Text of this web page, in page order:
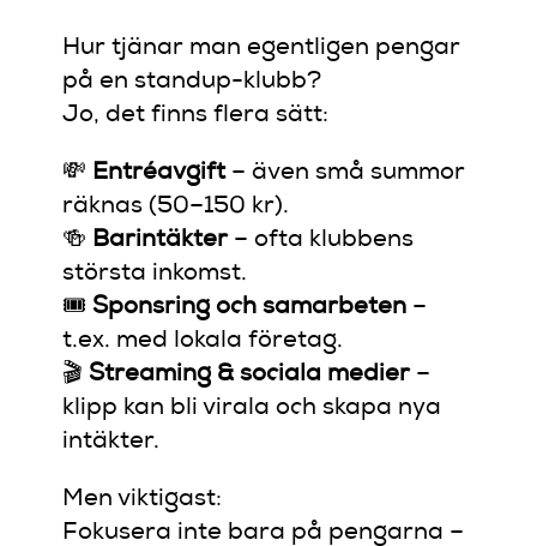
Hur tjänar man egentligen pengar
på en standup-klubb?
Jo, det finns flera sätt:
💸 Entréavgift– även små summor
räknas (50–150 kr).
🍻 Barintäkter– ofta klubbens
största inkomst.
🎟️ Sponsring och samarbeten –
t.ex. med lokala företag.
🎬 Streaming & sociala medier–
klipp kan bli virala och skapa nya
intäkter.
Men viktigast:
Fokusera inte bara på pengarna –